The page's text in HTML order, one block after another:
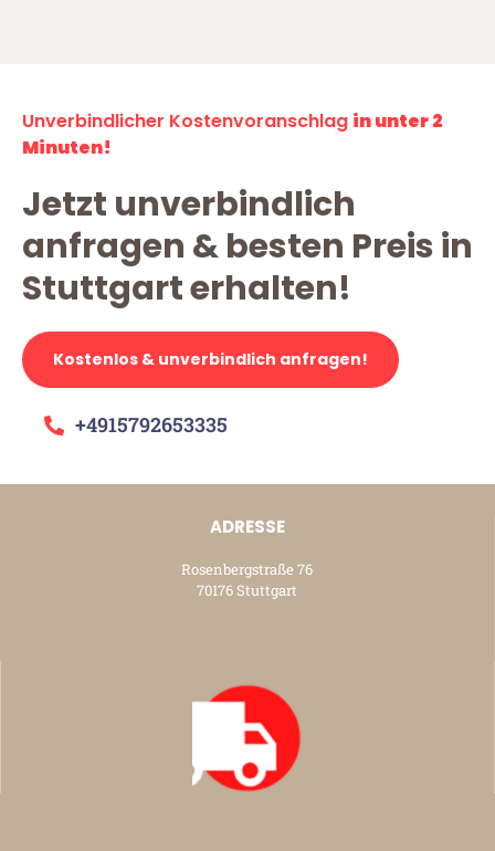
Unverbindlicher Kostenvoranschlag in unter 2
Minuten!
Jetzt unverbindlich
anfragen & besten Preis in
Stuttgart erhalten!
Kostenlos & unverbindlich anfragen!
+4915792653335
ADRESSE
Rosenbergstraße 76
70176 Stuttgart